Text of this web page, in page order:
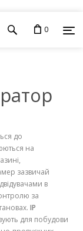
0
до
на
зазвичай
в
за
IP
для побудови